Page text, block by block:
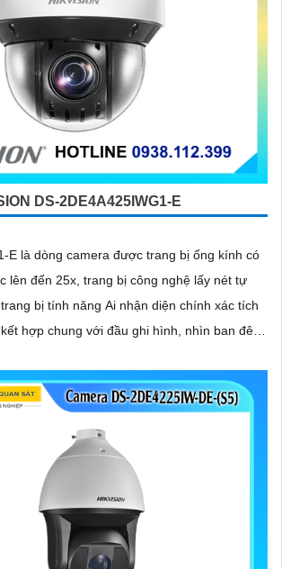
DS-2DE4A425IWG1-E
E là dòng camera được trang bị ống kính có
lên đến 25x, trang bị công nghệ lấy nét tự
bị tính năng Ai nhận diện chính xác tích
hợp chung với đầu ghi hình, nhìn ban đêm